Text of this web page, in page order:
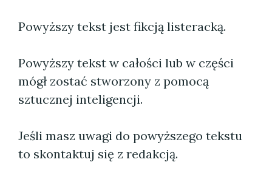
Powyższy tekst jest fikcją listeracką.
Powyższy tekst w całości lub w części
mógł zostać stworzony z pomocą
sztucznej inteligencji.
Jeśli masz uwagi do powyższego tekstu
to skontaktuj się z redakcją.